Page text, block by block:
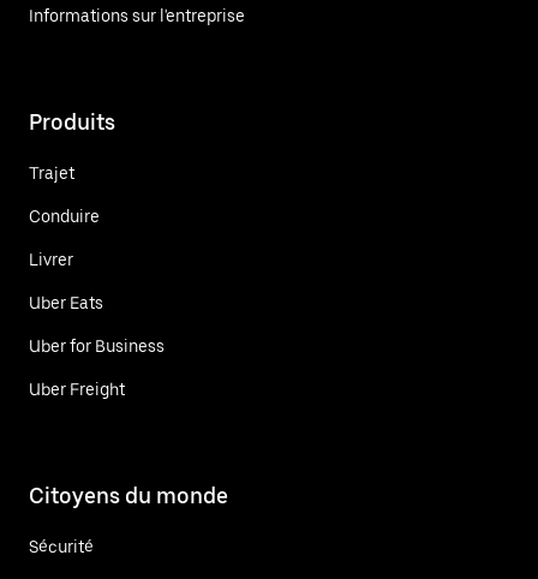
Informations sur l'entreprise
Produits
Trajet
Conduire
Livrer
Uber Eats
Uber for Business
Uber Freight
Citoyens du monde
Sécurité